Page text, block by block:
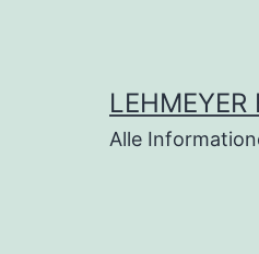
LEHMEYER
Alle